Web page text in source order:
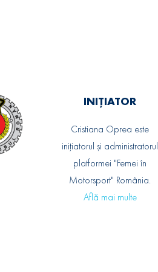
INIȚIATOR
Cristiana Oprea este
inițiatorul și administratorul
platformei "Femei în
Motorsport" România.
Află mai multe